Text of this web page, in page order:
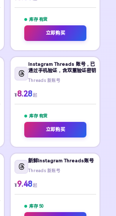
库存 有货
立即购买
Instagram Threads 账号，已
通过手机验证，含双重验证密钥
Threads 新账号
¥8.28 起
库存 有货
立即购买
新鲜Instagram Threads账号
Threads 新账号
¥9.48 起
库存 50